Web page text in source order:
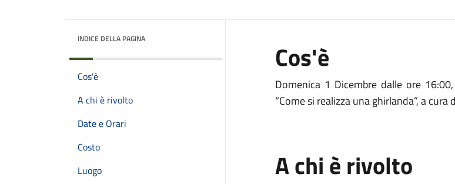
INDICE DELLA PAGINA
Cos'è
A chi è rivolto
Date e Orari
Costo
Luogo
Cos'è
Domenica 1 Dicembre dalle ore
“Come si realizza una ghirlanda”, a cura
A chi è rivolto